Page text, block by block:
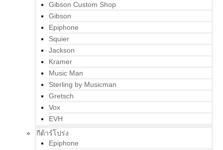
Gibson Custom Shop
Gibson
Epiphone
Squier
Jackson
Kramer
Music Man
Sterling by Musicman
Gretsch
Vox
EVH
กีต้าร์โปร่ง
Epiphone